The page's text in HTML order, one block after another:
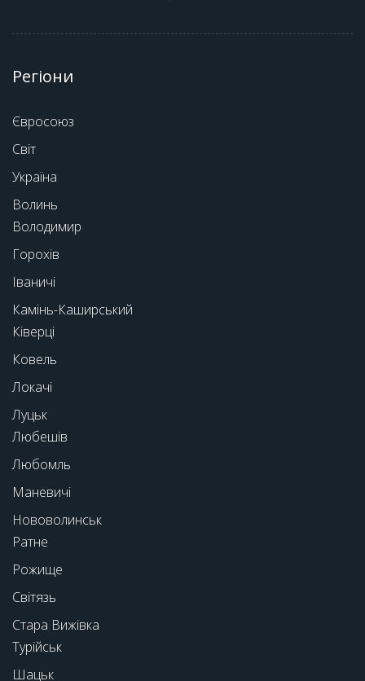
Регіони
Євросоюз
Світ
Україна
Волинь
Володимир
Горохів
Іваничі
Камінь-Каширський
Ківерці
Ковель
Локачі
Луцьк
Любешів
Любомль
Маневичі
Нововолинськ
Ратне
Рожище
Світязь
Стара Вижівка
Турійськ
Шацьк